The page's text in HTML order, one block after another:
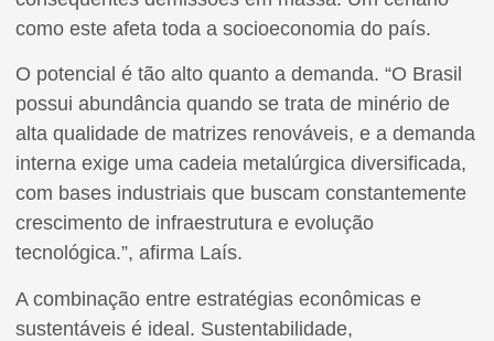
como este afeta toda a socioeconomia do país.
O potencial é tão alto quanto a demanda. “O Brasil
possui abundância quando se trata de minério de
alta qualidade de matrizes renováveis, e a demanda
interna exige uma cadeia metalúrgica diversificada,
com bases industriais que buscam constantemente
crescimento de infraestrutura e evolução
tecnológica.”, afirma Laís.
A combinação entre estratégias econômicas e
sustentáveis é ideal. Sustentabilidade,